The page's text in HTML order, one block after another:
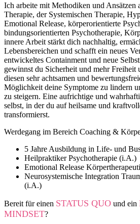
Ich arbeite mit Methodiken und Ansätzen
Therapie, der Systemischen Therapie,
Emotional Release, körperorientierte
bindungsorientierten Psychotherapie,
innere Arbeit stärkt dich nachhaltig,
Lebensbereichen und schafft ein neues
entwickeltes Containment und neue
gewinnst du Sicherheit und mehr Freiheit
diesen sehr achtsamen und
Möglichkeit deine Symptome zu lindern
zu steigern. Eine aufrichtige und
selbst, in der du auf heilsame und
transformierst.
Werdegang im Bereich Coaching &
5 Jahre Ausbildung in Life- und
Heilpraktiker Psychotherapie (i.A.)
Emotional Release
Neurosystemische Integration
(i.A.)
Bereit für einen STATUS QUO und ein
MINDSET?